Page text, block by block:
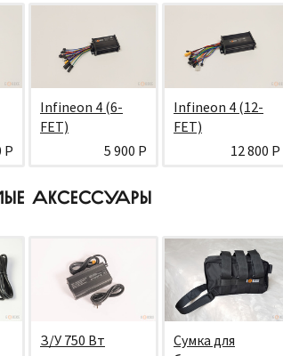
Р
Infineon 4 (6-
FET)
5 900 Р
Infineon 4 (12-
FET)
12 800 Р
АКСЕССУАРЫ
З/У 750 Вт
Сумка для